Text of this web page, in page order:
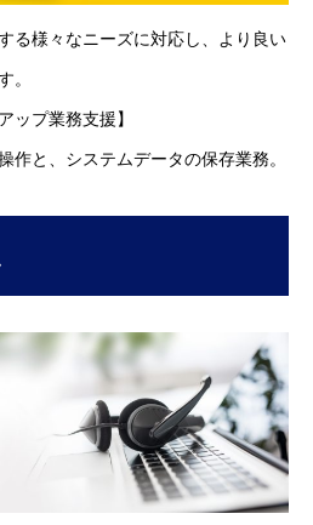
る様々なニーズに対応し、より良い
。
ップ業務支援】
作と、システムデータの保存業務。